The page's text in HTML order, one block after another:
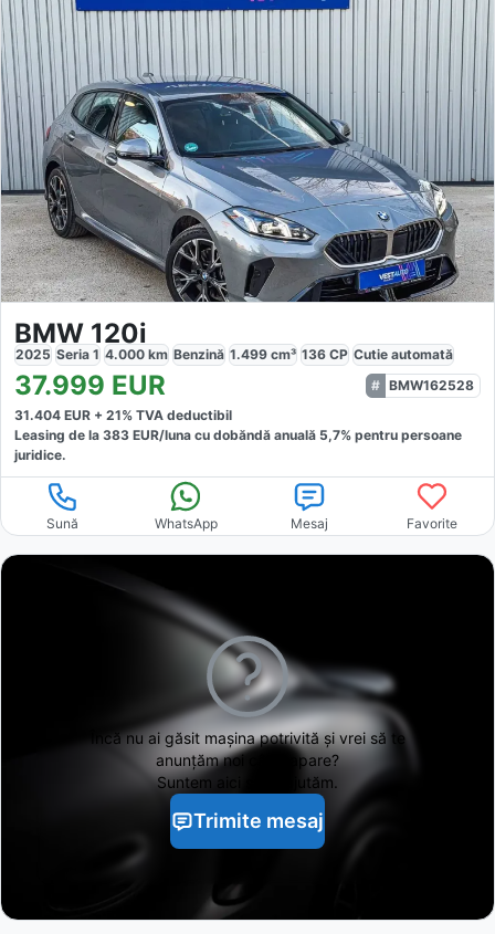
BMW 120i
2025 Seria 1 4.000 km Benzină 1.499 cm³ 136 CP Cutie automată
37.999 EUR
BMW162528
31.404 EUR + 21% TVA deductibil
Leasing de la 383 EUR/luna cu dobăndă anuală 5,7% pentru persoane
juridice.
Sună WhatsApp Mesaj Favorite
Încă nu ai găsitmașina potrivită și vrei să te
anunțăm noi când apare?
Suntem aici să te ajutăm.
Trimite mesaj